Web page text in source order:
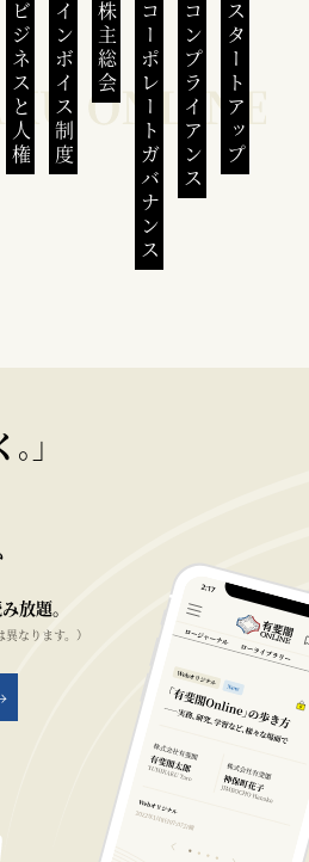
ビジネスと人権インボイス制度 株主総会 コーポレートガバナンスコンプライアンススタートアップ
｡｣
放題。
なります。）